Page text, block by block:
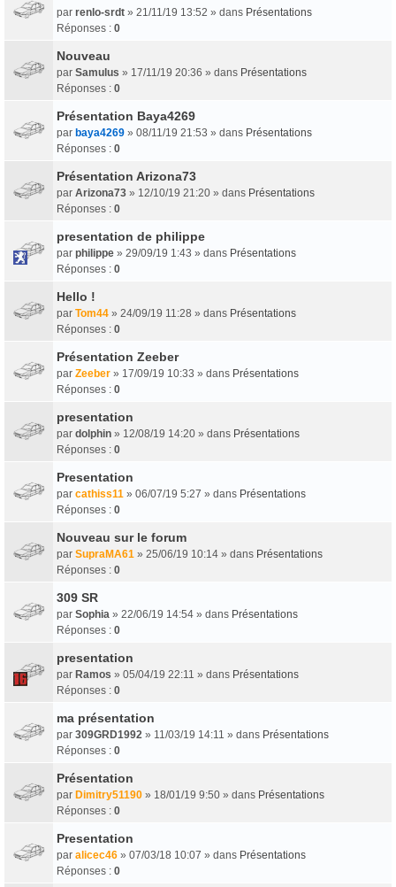
par renlo-srdt » 21/11/19 13:52 » dans Présentations
Réponses : 0
Nouveau
par Samulus » 17/11/19 20:36 » dans Présentations
Réponses : 0
Présentation Baya4269
par baya4269 » 08/11/19 21:53 » dans Présentations
Réponses : 0
Présentation Arizona73
par Arizona73 » 12/10/19 21:20 » dans Présentations
Réponses : 0
presentation de philippe
par philippe » 29/09/19 1:43 » dans Présentations
Réponses : 0
Hello !
par Tom44 » 24/09/19 11:28 » dans Présentations
Réponses : 0
Présentation Zeeber
par Zeeber » 17/09/19 10:33 » dans Présentations
Réponses : 0
presentation
par dolphin » 12/08/19 14:20 » dans Présentations
Réponses : 0
Presentation
par cathiss11 » 06/07/19 5:27 » dans Présentations
Réponses : 0
Nouveau sur le forum
par SupraMA61 » 25/06/19 10:14 » dans Présentations
Réponses : 0
309 SR
par Sophia » 22/06/19 14:54 » dans Présentations
Réponses : 0
presentation
par Ramos » 05/04/19 22:11 » dans Présentations
Réponses : 0
ma présentation
par 309GRD1992 » 11/03/19 14:11 » dans Présentations
Réponses : 0
Présentation
par Dimitry51190 » 18/01/19 9:50 » dans Présentations
Réponses : 0
Presentation
par alicec46 » 07/03/18 10:07 » dans Présentations
Réponses : 0